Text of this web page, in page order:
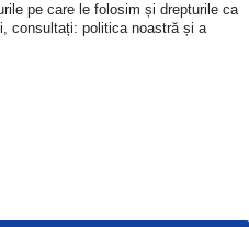
pe care le folosim și drepturile ca
consultați: politica noastră și a